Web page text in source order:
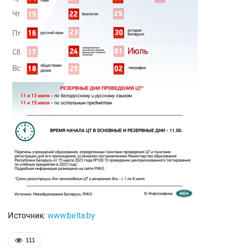
Источник: www.belta.by
111